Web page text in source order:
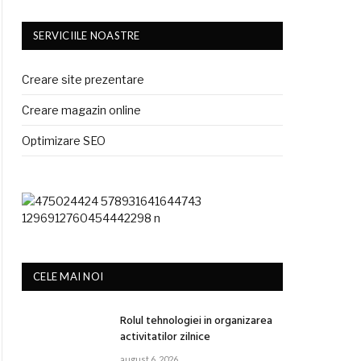
SERVICIILE NOASTRE
Creare site prezentare
Creare magazin online
Optimizare SEO
CELE MAI NOI
Rolul tehnologiei in organizarea
activitatilor zilnice